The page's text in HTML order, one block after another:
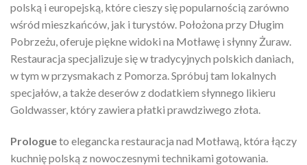
polską i europejską, które cieszy się popularnością zarówno
wśród mieszkańców, jak i turystów. Położona przy Długim
Pobrzeżu, oferuje piękne widoki na Motławę i słynny Żuraw.
Restauracja specjalizuje się w tradycyjnych polskich daniach,
w tym w przysmakach z Pomorza. Spróbuj tam lokalnych
specjałów, a także deserów z dodatkiem słynnego likieru
Goldwasser, który zawiera płatki prawdziwego złota.
Prologueto elegancka restauracja nad Motławą, która łączy
kuchnię polską z nowoczesnymi technikami gotowania.